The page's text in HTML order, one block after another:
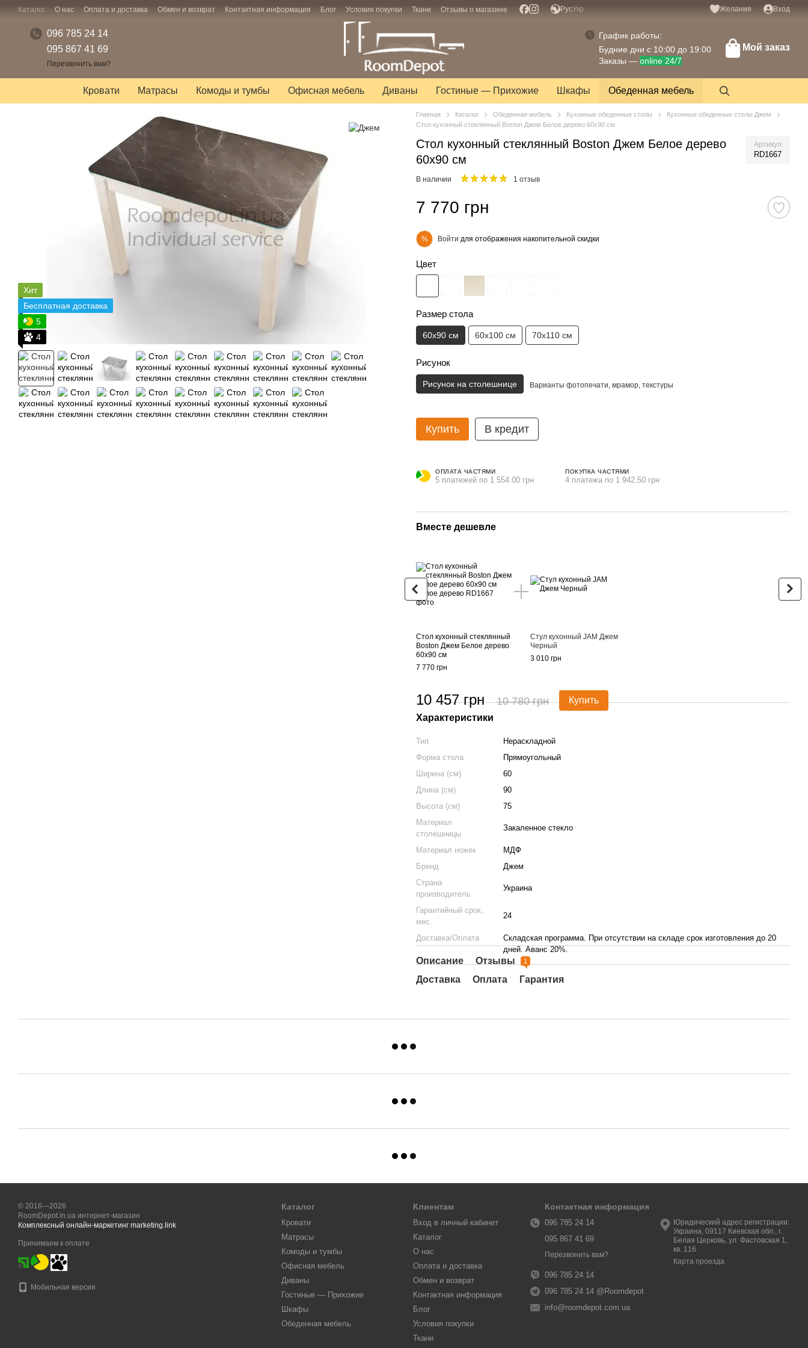
Перейти к основному контенту
Каталог О нас Оплата и доставка Обмен и возврат Контактная информация Блог Условия покупки Ткани Отзывы о магазине РусУкр Желания Вход
096 785 24 14
095 867 41 69
Перезвонить вам?
График работы:
Будние дни с 10:00 до 19:00
Заказы — online 24/7
Мой заказ
Кровати Матрасы Комоды и тумбы Офисная мебель Диваны Гостиные — Прихожие Шкафы Обеденная мебель
Хит
Бесплатная доставка
5
4
Главная Каталог Обеденная мебель Кухонные обеденные столы
Кухонные обеденные столы Джем
Стол кухонный стеклянный Boston Джем Белое дерево 60x90 см
Стол кухонный стеклянный Boston Джем Белое дерево
60x90 см
Артикул
RD1667
В наличии 1 отзыв
7 770 грн
% Войти для отображения накопительной скидки
Цвет
Размер стола
60x90 см 60x100 см 70x110 см
Рисунок
Рисунок на столешнице Варианты фотопечати, мрамор, текстуры
Купить В кредит
ОПЛАТА ЧАСТЯМИ
5 платежей по 1 554.00 грн
ПОКУПКА ЧАСТЯМИ
4 платежа по 1 942.50 грн
Вместе дешевле
Стол кухонный стеклянный
Boston Джем Белое дерево
60x90 см
7 770 грн
Стул кухонный JAM Джем
Черный
3 010 грн
10 457 грн 10 780 грн Купить
Характеристики
Тип
Нераскладной
Форма стола
Прямоугольный
Ширина (см)
60
Длина (см)
90
Высота (см)
75
Материал
столешницы
Закаленное стекло
Материал ножек
МДФ
Бренд
Джем
Страна
производитель
Украина
Гарантийный срок,
мес.
24
Доставка/Оплата
Складская программа. При отсутствии на складе срок изготовления до 20
дней. Аванс 20%.
Описание Отзывы 1
Доставка Оплата Гарантия
© 2016—2026
RoomDepot.in.ua интернет-магазин
Комплексный онлайн-маркетинг marketing.link
Принимаем к оплате
Мобильная версия
Каталог
Кровати
Матрасы
Комоды и тумбы
Офисная мебель
Диваны
Гостиные — Прихожие
Шкафы
Обеденная мебель
Клиентам
Вход в личный кабинет
Каталог
О нас
Оплата и доставка
Обмен и возврат
Контактная информация
Блог
Условия покупки
Ткани
Контактная информация
096 785 24 14
095 867 41 69
Перезвонить вам?
096 785 24 14
096 785 24 14 @Roomdepot
info@roomdepot.com.ua
Юридический адрес регистрации:
Украина, 09117 Киевская обл., г.
Белая Церковь, ул. Фастовская 1,
кв. 116
Карта проезда